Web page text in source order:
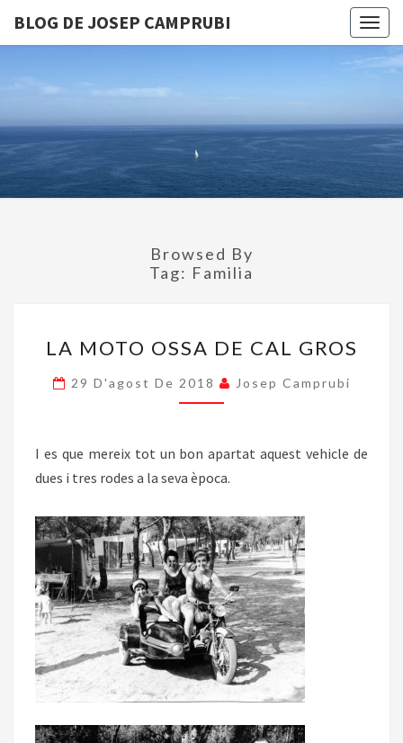
BLOG DE JOSEP CAMPRUBI
BLOG DE
JOSEP
Browsed By
Tag: Familia
MOTO
OSSA
DE
GROS
LA MOTO OSSA DE CAL GROS
29 D'agost De 2018 Josep Camprubi
I es que mereix tot un bon apartat aquest vehicle de
dues i tres rodes a la seva època.